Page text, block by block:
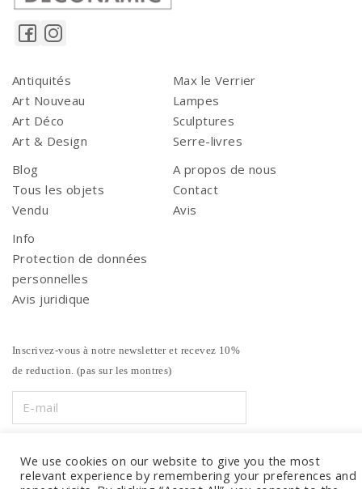
Antiquités
Art Nouveau
Art Déco
Art & Design
Max le Verrier
Lampes
Sculptures
Serre-livres
Blog
Tous les objets
Vendu
A propos de nous
Contact
Avis
Info
Protection de données
personnelles
Avis juridique
Inscrivez-vous à notre newsletter et recevez 10%
de reduction. (pas sur les montres)
We use cookies on our website to give you the most
relevant experience by remembering your preferences and